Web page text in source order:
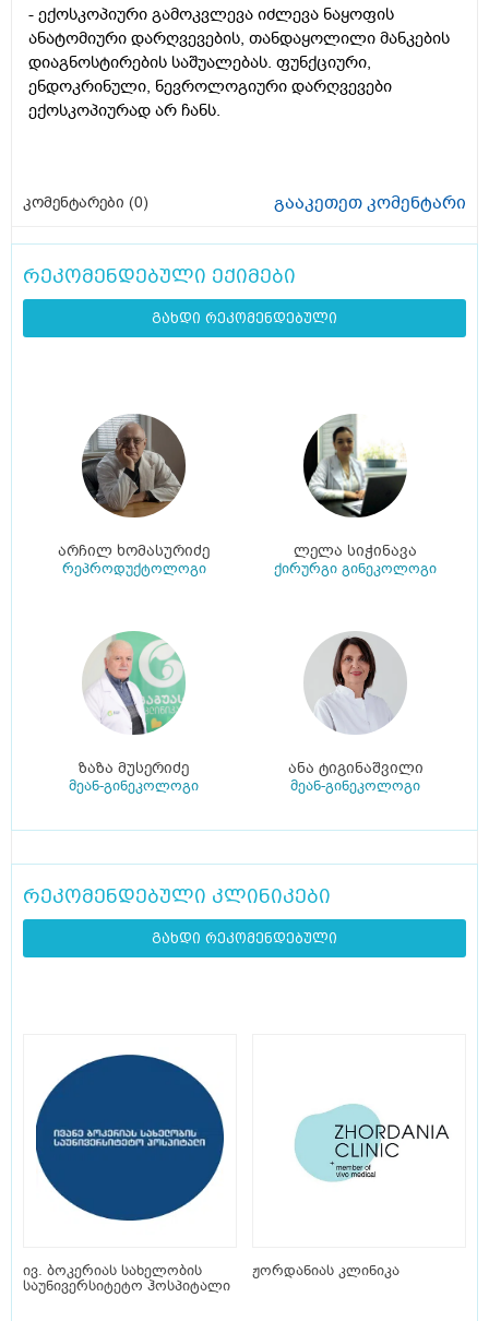
- ექოსკოპიური გამოკვლევა იძლევა ნაყოფის
ანატომიური დარღვევების, თანდაყოლილი მანკების
დიაგნოსტირების საშუალებას. ფუნქციური,
ენდოკრინული, ნევროლოგიური დარღვევები
ექოსკოპიურად არ ჩანს.
კომენტარები (0) გააკეთეთ კომენტარი
რეკომენდებული ექიმები
გახდი რეკომენდებული
არჩილ ხომასურიძე
რეპროდუქტოლოგი
ლელა სიჭინავა
ქირურგი გინეკოლოგი
ზაზა მუსერიძე
მეან-გინეკოლოგი
ანა ტიგინაშვილი
მეან-გინეკოლოგი
რეკომენდებული კლინიკები
გახდი რეკომენდებული
ივ. ბოკერიას სახელობის
საუნივერსიტეტო ჰოსპიტალი
ჟორდანიას კლინიკა